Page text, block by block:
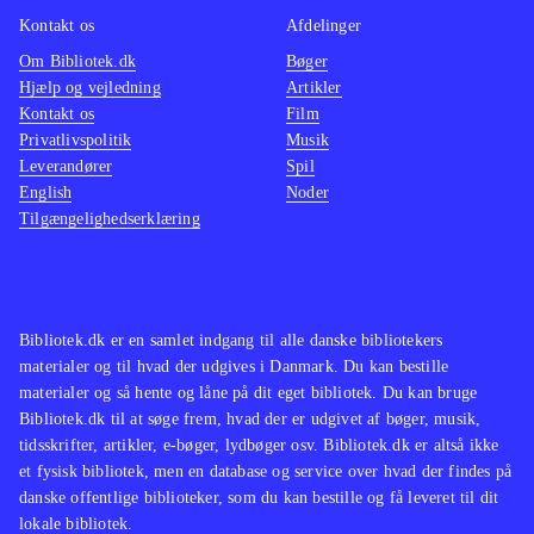
vedkommende på hver deres måde.
Uanset om det er arkitekten eller den
russiske soldat, som kort tager
ophold i huset under krigen, ønsker
man, at de får lov til at blive i huset
Bibliotek.dk er en samlet indgang til alle danske bibliotekers
materialer og til hvad der udgives i Danmark. Du kan bestille
materialer og så hente og låne på dit eget bibliotek. Du kan bruge
Bibliotek.dk til at søge frem, hvad der er udgivet af bøger, musik,
tidsskrifter, artikler, e-bøger, lydbøger osv. Bibliotek.dk er altså ikke
et fysisk bibliotek, men en database og service over hvad der findes på
danske offentlige biblioteker, som du kan bestille og få leveret til dit
lokale bibliotek.
Kontakt os
Om Bibliotek.dk
Hjælp og vejledning
Kontakt os
Privatlivspolitik
Leverandører
English
Tilgængelighedserklæring
Afdelinger
Bøger
Artikler
Film
Musik
Spil
Noder